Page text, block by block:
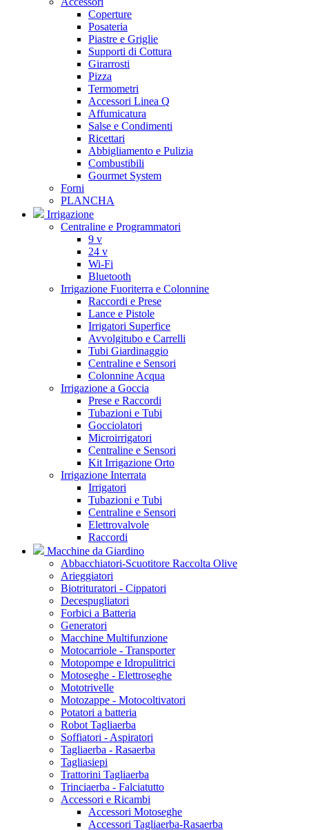
Coperture
Posateria
Piastre e Griglie
Supporti di Cottura
Girarrosti
Pizza
Termometri
Accessori Linea Q
Affumicatura
Salse e Condimenti
Ricettari
Abbigliamento e Pulizia
Combustibili
Gourmet System
Forni
PLANCHA
Irrigazione
Centraline e Programmatori
9 v
24 v
Wi-Fi
Bluetooth
Irrigazione Fuoriterra e Colonnine
Raccordi e Prese
Lance e Pistole
Irrigatori Superfice
Avvolgitubo e Carrelli
Tubi Giardinaggio
Centraline e Sensori
Colonnine Acqua
Irrigazione a Goccia
Prese e Raccordi
Tubazioni e Tubi
Gocciolatori
Microirrigatori
Centraline e Sensori
Kit Irrigazione Orto
Irrigazione Interrata
Irrigatori
Tubazioni e Tubi
Centraline e Sensori
Elettrovalvole
Raccordi
Macchine da Giardino
Abbacchiatori-Scuotitore Raccolta Olive
Arieggiatori
Biotrituratori - Cippatori
Decespugliatori
Forbici a Batteria
Generatori
Macchine Multifunzione
Motocarriole - Transporter
Motopompe e Idropulitrici
Motoseghe - Elettroseghe
Mototrivelle
Motozappe - Motocoltivatori
Potatori a batteria
Robot Tagliaerba
Soffiatori - Aspiratori
Tagliaerba - Rasaerba
Tagliasiepi
Trattorini Tagliaerba
Trinciaerba - Falciatutto
Accessori e Ricambi
Accessori Motoseghe
Accessori Tagliaerba-Rasaerba